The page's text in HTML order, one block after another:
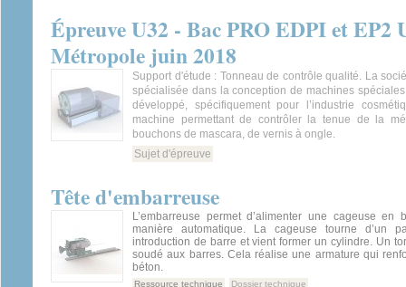
Épreuve U32 - Bac PRO EDPI et EP2
Métropole juin 2018
Support d'étude : Tonneau de contrôle qualité. La
spécialisée dans la conception de machines
développé, spécifiquement pour l’industrie
machine permettant de contrôler la tenue de la
bouchons de mascara, de vernis à ongle.
Sujet d'épreuve
Tête d'embarreuse
L’embarreuse permet d’alimenter une cageuse
manière automatique. La cageuse tourne d’un
introduction de barre et vient former un cylindre. Un
soudé aux barres. Cela réalise une armature qui
béton.
Ressource technique Dossier technique